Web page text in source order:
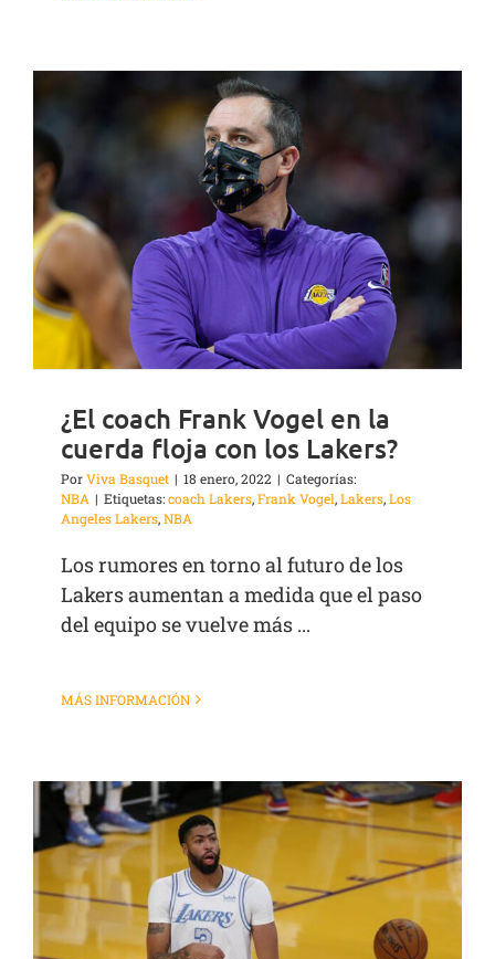
¿El coach Frank Vogel en la
cuerda floja con los Lakers?
PorViva Basquet | 18 enero, 2022 | Categorías:
NBA | Etiquetas:coach Lakers,Frank Vogel,Lakers,Los
Angeles Lakers,NBA
Los rumores en torno al futuro de los
Lakers aumentan a medida que el paso
del equipo se vuelve más ...
MÁS INFORMACIÓN